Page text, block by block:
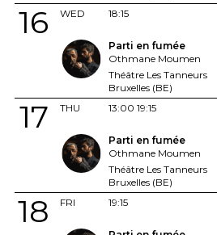
WED
16
18:15
Parti en fumée
Othmane Moumen
Théâtre Les Tanneurs
Bruxelles (BE)
THU
17 13:00 19:15
Parti en fumée
Othmane Moumen
Théâtre Les Tanneurs
Bruxelles (BE)
FRI
18
19:15